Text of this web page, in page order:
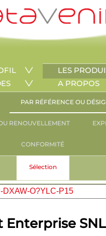
LES
A PROPOS
PAR RÉFÉRENCE OU
RENOUVELLEMENT
CONFORMITÉ
Sélection
Enterprise